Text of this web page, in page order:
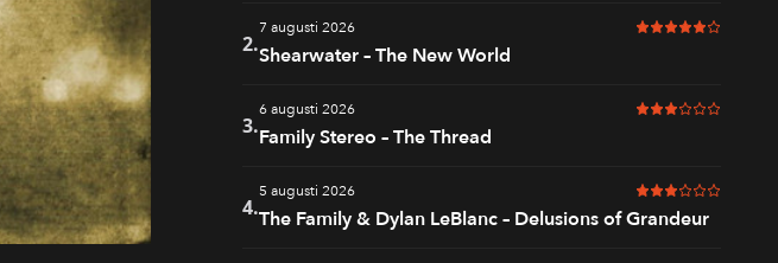
2.
7 augusti 2026 5 av 6 i betyg
Shearwater – The New World
3.
6 augusti 2026 3 av 6 i betyg
Family Stereo – The Thread
4.
5 augusti 2026 3 av 6 i betyg
The Family & Dylan LeBlanc – Delusions of Grandeur